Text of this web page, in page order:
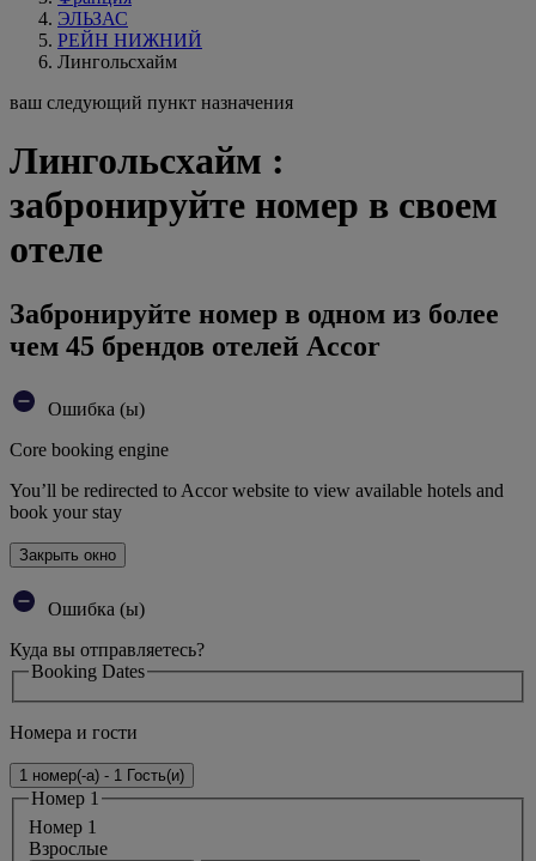
ЭЛЬЗАС
РЕЙН НИЖНИЙ
Лингольсхайм
ваш следующий пункт назначения
Лингольсхайм :
забронируйте номер в своем
отеле
Забронируйте номер в одном из более
чем 45 брендов отелей Accor
Ошибка (ы)
Core booking engine
You’ll be redirected to Accor website to view available hotels and
book your stay
Закрыть окно
Ошибка (ы)
Куда вы отправляетесь?
Booking Dates
Номера и гости
1 номер(-а) - 1 Гость(и)
Номер 1
Номер 1
Bзрослые